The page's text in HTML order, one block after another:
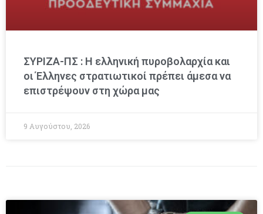
ΣΥΡΙΖΑ-ΠΣ : Η ελληνική πυροβολαρχία και
οι Έλληνες στρατιωτικοί πρέπει άμεσα να
επιστρέψουν στη χώρα μας
9 Αυγούστου, 2026